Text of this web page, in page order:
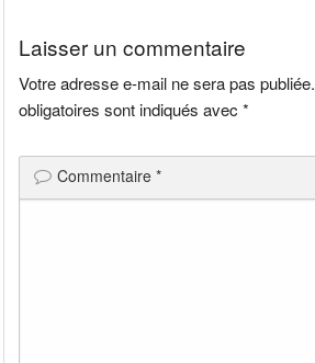
Laisser un commentaire
Votre adresse e-mail ne sera pas publiée.
obligatoires sont indiqués avec*
Commentaire*